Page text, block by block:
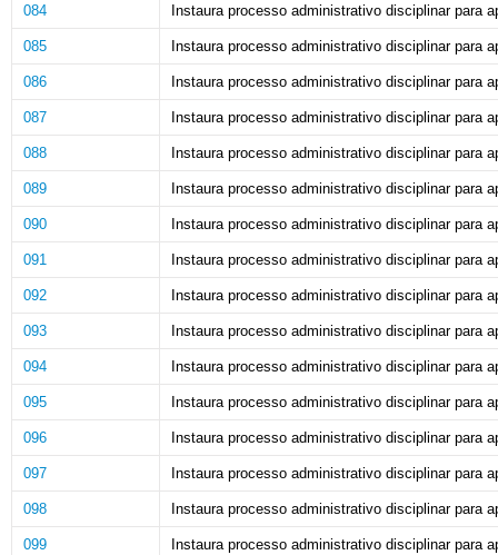
084 Instaura processo administrativo disciplinar para
085 Instaura processo administrativo disciplinar para
086 Instaura processo administrativo disciplinar para
087 Instaura processo administrativo disciplinar para
088 Instaura processo administrativo disciplinar para
089 Instaura processo administrativo disciplinar para
090 Instaura processo administrativo disciplinar para
091 Instaura processo administrativo disciplinar para
092 Instaura processo administrativo disciplinar para
093 Instaura processo administrativo disciplinar para
094 Instaura processo administrativo disciplinar para
095 Instaura processo administrativo disciplinar para
096 Instaura processo administrativo disciplinar para
097 Instaura processo administrativo disciplinar para
098 Instaura processo administrativo disciplinar para
099 Instaura processo administrativo disciplinar para